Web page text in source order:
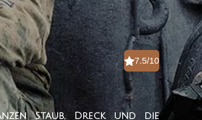
7.5/10
Staub, Dreck und die